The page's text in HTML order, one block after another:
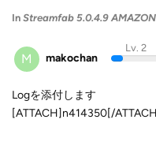
In Streamfab 5.0.4.9
M makochan
Lv. 2
Logを添付します
[ATTACH]n414350[/